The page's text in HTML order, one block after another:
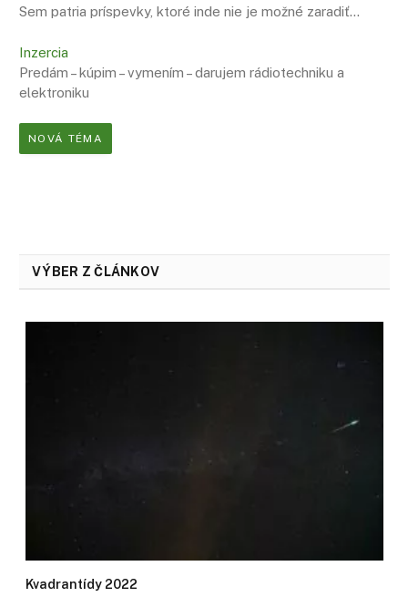
Sem patria príspevky, ktoré inde nie je možné zaradiť…
Inzercia
Predám – kúpim – vymením – darujem rádiotechniku a
elektroniku
NOVÁ TÉMA
VÝBER Z ČLÁNKOV
Kvadrantídy 2022